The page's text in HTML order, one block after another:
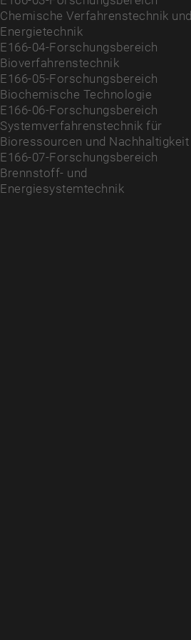
Chemische Verfahrenstechnik und
Energietechnik
E166-04-Forschungsbereich
Bioverfahrenstechnik
E166-05-Forschungsbereich
Biochemische Technologie
E166-06-Forschungsbereich
Systemverfahrenstechnik für
Bioressourcen und Nachhaltigkeit
E166-07-Forschungsbereich
Brennstoff- und
Energiesystemtechnik